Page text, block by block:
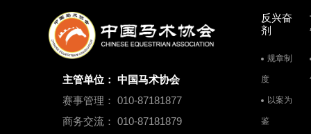
主管单位： 中国马术协会
赛事管理： 010-87181877
商务交流： 010-87181879
反兴奋
剂
规章制
度
以案为
鉴